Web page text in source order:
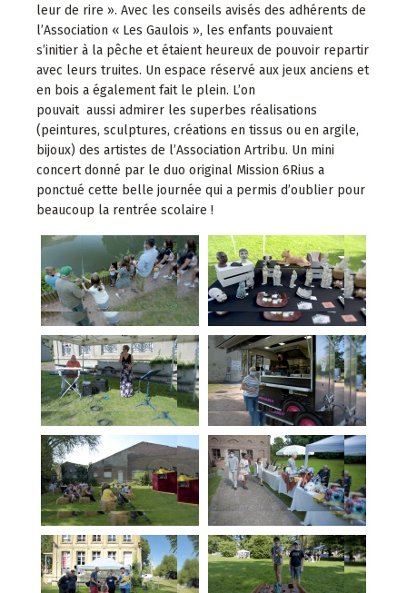
leur de rire ». Avec les conseils avisés des adhérents de
l’Association « Les Gaulois », les enfants pouvaient
s’initier à la pêche et étaient heureux de pouvoir repartir
avec leurs truites. Un espace réservé aux jeux anciens et
en bois a également fait le plein. L’on
pouvait aussi admirer les superbes réalisations
(peintures, sculptures, créations en tissus ou en argile,
bijoux) des artistes de l’Association Artribu. Un mini
concert donné par le duo original Mission 6Rius a
ponctué cette belle journée qui a permis d’oublier pour
beaucoup la rentrée scolaire !